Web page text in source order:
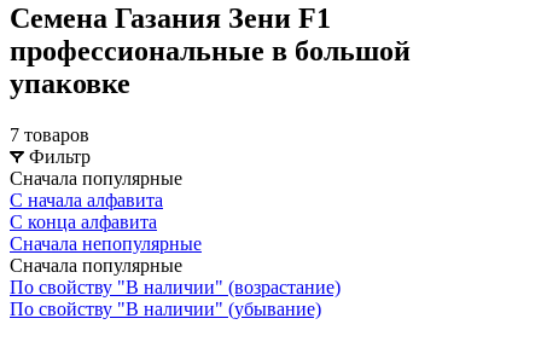
Семена Газания Зени F1
профессиональные в большой
упаковке
7 товаров
Фильтр
Сначала популярные
С начала алфавита
С конца алфавита
Сначала непопулярные
Сначала популярные
По свойству "В наличии" (возрастание)
По свойству "В наличии" (убывание)